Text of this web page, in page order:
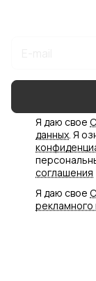
Я даю свое
данных. Я
соглашения
Я даю свое
рекламного